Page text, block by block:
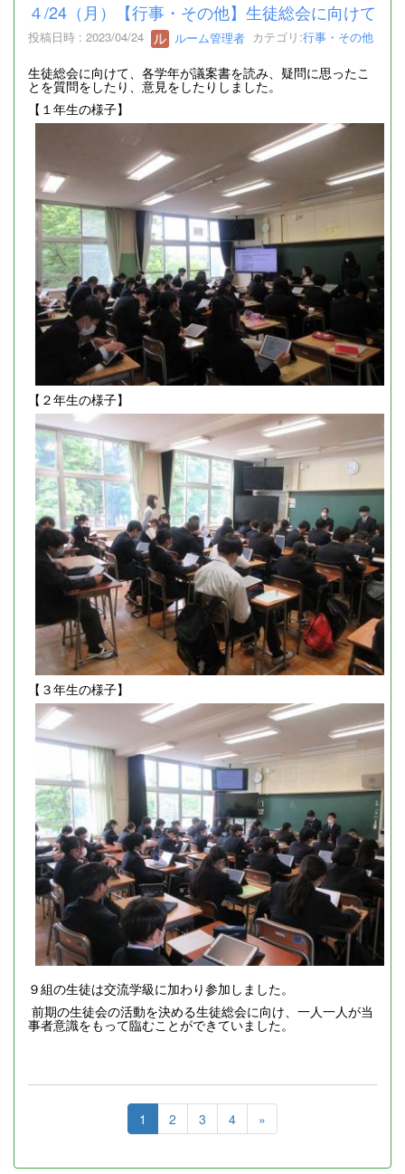
４/24（月）【行事・その他】生徒総会に向けて
投稿日時 : 2023/04/24 ルーム管理者 カテゴリ:行事・その他
生徒総会に向けて、各学年が議案書を読み、疑問に思ったこ
とを質問をしたり、意見をしたりしました。
【１年生の様子】
【２年生の様子】
【３年生の様子】
９組の生徒は交流学級に加わり参加しました。
前期の生徒会の活動を決める生徒総会に向け、一人一人が当
事者意識をもって臨むことができていました。
1 2 3 4 »